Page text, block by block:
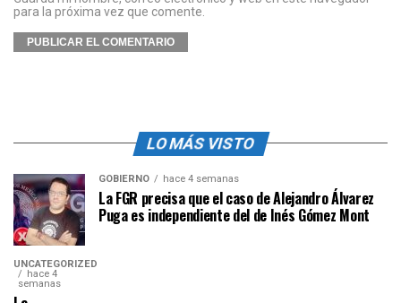
para la próxima vez que comente.
LO MÁS VISTO
GOBIERNO hace 4 semanas
La FGR precisa que el caso de Alejandro Álvarez
Puga es independiente del de Inés Gómez Mont
UNCATEGORIZED
hace 4
semanas